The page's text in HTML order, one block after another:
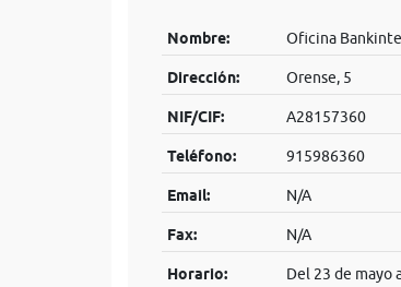
Nombre: Oficina
Dirección: Orense, 5
NIF/CIF: A28157360
Teléfono: 915986360
Email: N/A
Fax: N/A
Horario:
Del 23 de mayo